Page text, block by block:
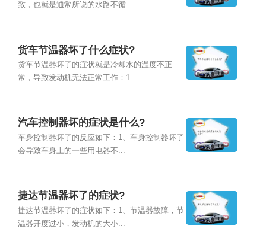
致，也就是通常所说的水路不循...
货车节温器坏了什么症状?
货车节温器坏了的症状就是冷却水的温度不正
常，导致发动机无法正常工作：1...
汽车控制器坏的症状是什么?
车身控制器坏了的反应如下：1、车身控制器坏了
会导致车身上的一些用电器不...
捷达节温器坏了的症状?
捷达节温器坏了的症状如下：1、节温器故障，节
温器开度过小，发动机的大小...